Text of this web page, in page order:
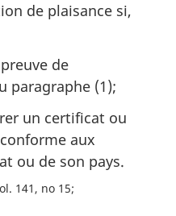
de plaisance si,
de
paragraphe (1);
un certificat ou
aux
ou de son pays.
141, no 15